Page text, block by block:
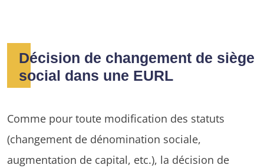
Décision de changement de siège
social dans une EURL
Comme pour toute modification des statuts
(changement de dénomination sociale,
augmentation de capital, etc.), la décision de